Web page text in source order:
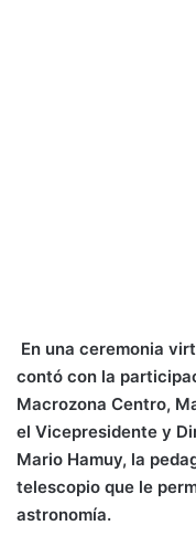
En una ceremonia
contó con la
Macrozona Centro,
el Vicepresidente y
Mario Hamuy, la
telescopio que le
astronomía.